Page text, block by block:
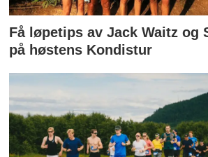
Få løpetips av Jack Waitz og
på høstens Kondistur